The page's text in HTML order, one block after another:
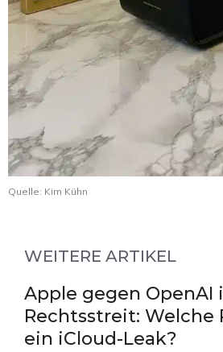
Quelle: Kim Kühn
WEITERE ARTIKEL
Apple gegen OpenAI
Rechtsstreit: Welche
ein iCloud-Leak?